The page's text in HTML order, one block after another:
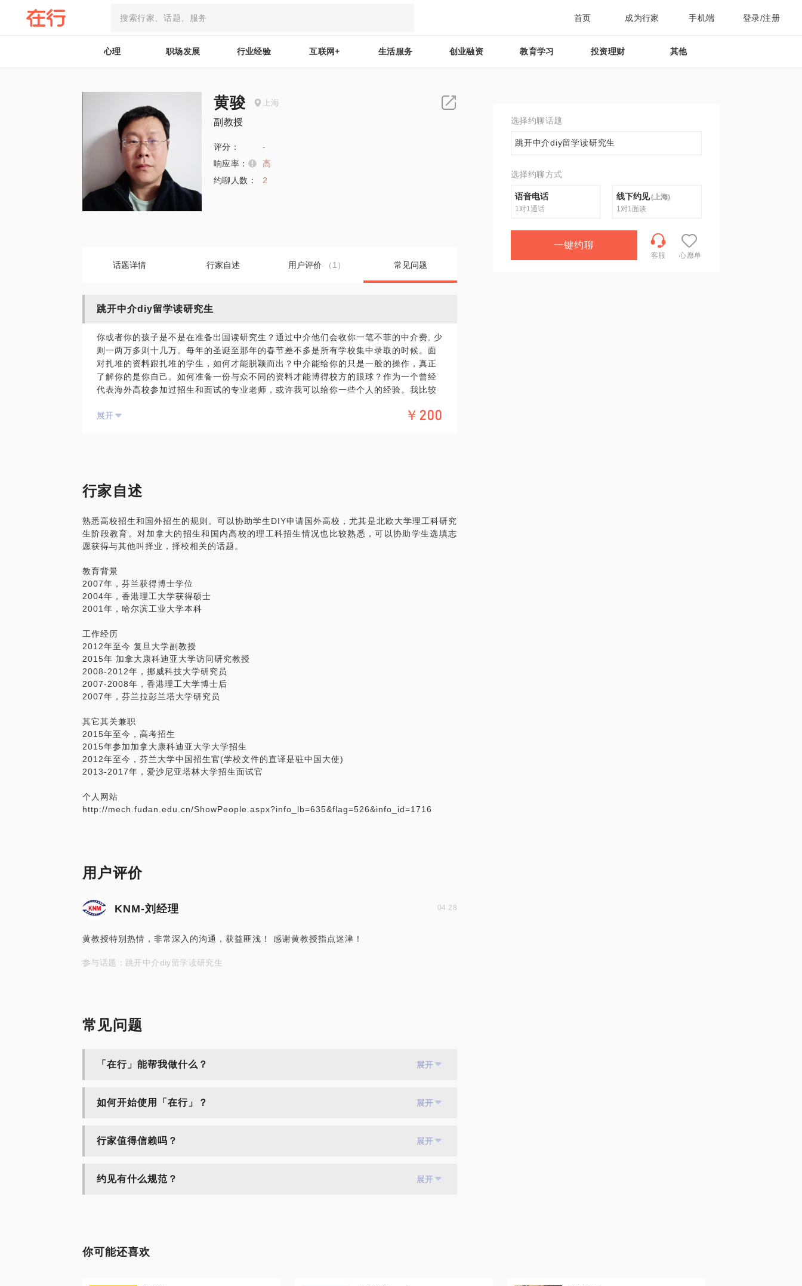
首页 成为行家 手机端 登录/注册
心理 职场发展 行业经验 互联网+ 生活服务 创业融资 教育学习 投资理财 其他
黄骏 上海
副教授
评分：
-
响应率：
高
约聊人数：
2
话题详情 行家自述 用户评价 （1） 常见问题
跳开中介diy留学读研究生
你或者你的孩子是不是在准备出国读研究生？通过中介他们会收你一笔不菲的中介费, 少
则一两万多则十几万。每年的圣诞至那年的春节差不多是所有学校集中录取的时候。面
对扎堆的资料跟扎堆的学生，如何才能脱颖而出？中介能给你的只是一般的操作，真正
了解你的是你自己。如何准备一份与众不同的资料才能博得校方的眼球？作为一个曾经
代表海外高校参加过招生和面试的专业老师，或许我可以给你一些个人的经验。我比较
料。
展开 ￥200
行家自述
熟悉高校招生和国外招生的规则。可以协助学生DIY申请国外高校，尤其是北欧大学理工科研究
生阶段教育。对加拿大的招生和国内高校的理工科招生情况也比较熟悉，可以协助学生选填志
愿获得与其他叫择业，择校相关的话题。
教育背景
2007年，芬兰获得博士学位
2004年，香港理工大学获得硕士
2001年，哈尔滨工业大学本科
工作经历
2012年至今 复旦大学副教授
2015年 加拿大康科迪亚大学访问研究教授
2008-2012年，挪威科技大学研究员
2007-2008年，香港理工大学博士后
2007年，芬兰拉彭兰塔大学研究员
其它其关兼职
2015年至今，高考招生
2015年参加加拿大康科迪亚大学大学招生
2012年至今，芬兰大学中国招生官(学校文件的直译是驻中国大使)
2013-2017年，爱沙尼亚塔林大学招生面试官
个人网站
用户评价
KNM-刘经理 04.28
黄教授特别热情，非常深入的沟通，获益匪浅！ 感谢黄教授指点迷津！
参与话题：跳开中介diy留学读研究生
常见问题
「在行」能帮我做什么？ 展开
如何开始使用「在行」？ 展开
行家值得信赖吗？ 展开
约见有什么规范？ 展开
选择约聊话题
跳开中介diy留学读研究生
选择约聊方式
语音电话
1对1通话
线下约见(上海)
1对1面谈
一键约聊
客服 心愿单
你可能还喜欢